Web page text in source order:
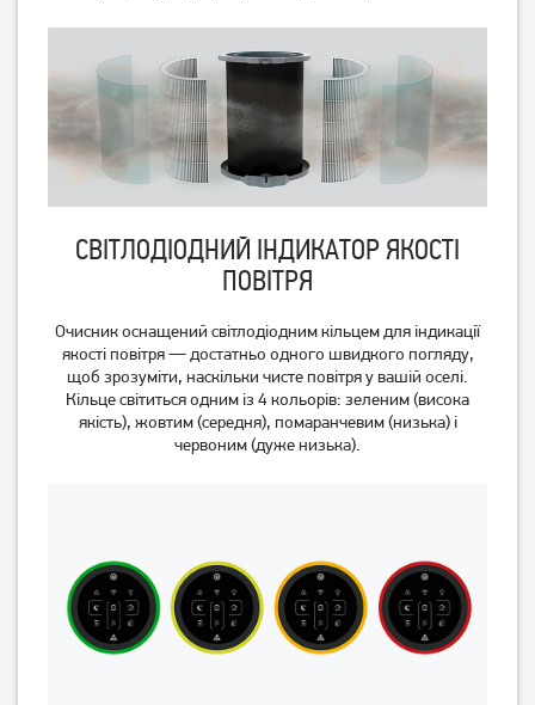
Очищувач повітря
Electrolux WA51-304WT
Немає в наявності
Очищувач повітря
Electrolux WA71-305GY
Немає в наявності
Очищувач повітря
СВІТЛОДІОДНИЙ ІНДИКАТОР ЯКОСТІ
ПОВІТРЯ
Очисник оснащений світлодіодним кільцем для індикації
якості повітря — достатньо одного швидкого погляду,
щоб зрозуміти, наскільки чисте повітря у вашій оселі.
Кільце світиться одним із 4 кольорів: зеленим (висока
якість), жовтим (середня), помаранчевим (низька) і
червоним (дуже низька).